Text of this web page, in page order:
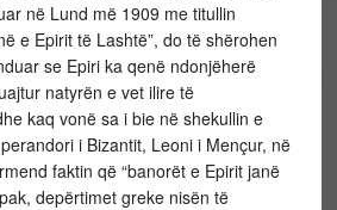
në Lund më 1909 me titullin
e Epirit të Lashtë”, do të shërohen
se Epiri ka qenë ndonjëherë
natyrën e vet ilire të
kaq vonë sa i bie në shekullin e
i Bizantit, Leoni i Mençur, në
faktin që “banorët e Epirit janë
depërtimet greke nisën të